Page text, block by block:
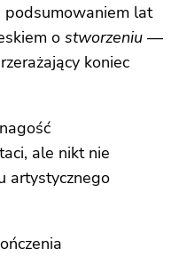
podsumowaniem lat
o stworzeniu —
koniec
ale nikt nie
artystycznego